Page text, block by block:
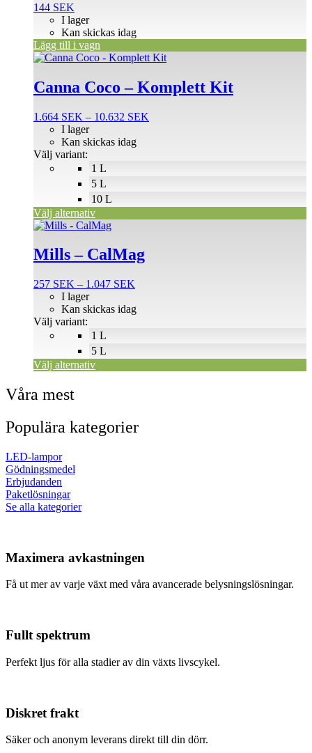
144 SEK
I lager
Kan skickas idag
Lägg till i vagn
Canna Coco – Komplett Kit
1.664 SEK – 10.632 SEK
1 L
5 L
10 L
I lager
Kan skickas idag
Välj variant:
Välj alternativ
Den
produkten
har
varianter.
olika
alternativen
produktsidan
Mills – CalMag
257 SEK – 1.047 SEK
till
1 L
5 L
I lager
Kan skickas idag
Välj variant:
Välj alternativ
Den
produkten
har
varianter.
olika
alternativen
på
produktsidan
Våra mest
Populära kategorier
LED-lampor
Gödningsmedel
Erbjudanden
Paketlösningar
Se alla kategorier
Maximera avkastningen
Få ut mer av varje växt med våra avancerade belysningslösningar.
Fullt spektrum
Perfekt ljus för alla stadier av din växts livscykel.
Diskret frakt
Säker och anonym leverans direkt till din dörr.